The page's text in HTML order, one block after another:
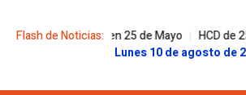
Flash de Noticias:
en 25 de Mayo
HCD de 25 de
Lunes 10 de agosto de